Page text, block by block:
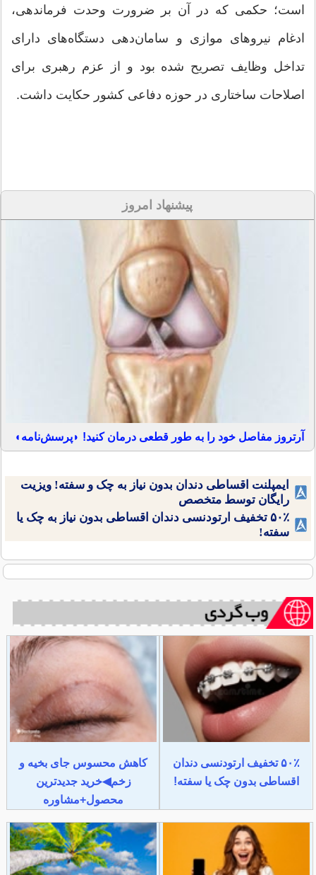
است؛ حکمی که در آن بر ضرورت وحدت فرماندهی،
ادغام نیرو‌های موازی و سامان‌دهی دستگاه‌های دارای
تداخل وظایف تصریح شده بود و از عزم رهبری برای
اصلاحات ساختاری در حوزه دفاعی کشور حکایت داشت.
پیشنهاد امروز
آرتروز مفاصل خود را به طور قطعی درمان کنید! ◗پرسش‌نامه◖
ایمپلنت اقساطی دندان بدون نیاز به چک و سفته! ویزیت
رایگان توسط متخصص
۵۰٪ تخفیف ارتودنسی دندان اقساطی بدون نیاز به چک یا
سفته!
۵۰٪ تخفیف ارتودنسی دندان
اقساطی بدون چک یا سفته!
کاهش محسوس جای بخیه و
زخم◀خرید جدیدترین
محصول+مشاوره